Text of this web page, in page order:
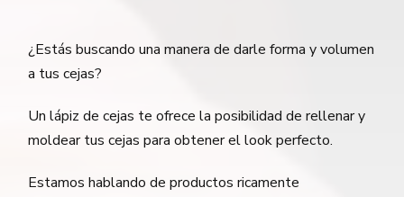
¿Estás buscando una manera de darle forma y volumen
a tus cejas?
Un lápiz de cejas te ofrece la posibilidad de rellenar y
moldear tus cejas para obtener el look perfecto.
Estamos hablando de productos ricamente